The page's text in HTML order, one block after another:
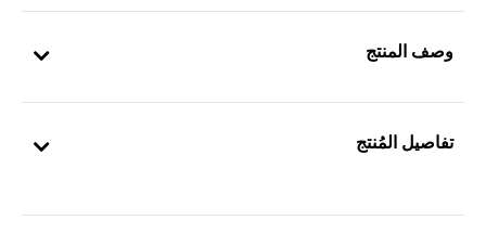
وصف المنتج
تفاصيل المُنتج